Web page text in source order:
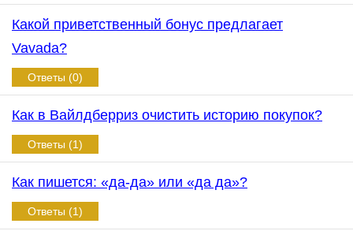
Какой приветственный бонус предлагает
Vavada?
Ответы (0)
Как в Вайлдберриз очистить историю покупок?
Ответы (1)
Как пишется: «да-да» или «да да»?
Ответы (1)